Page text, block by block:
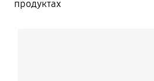
продуктах